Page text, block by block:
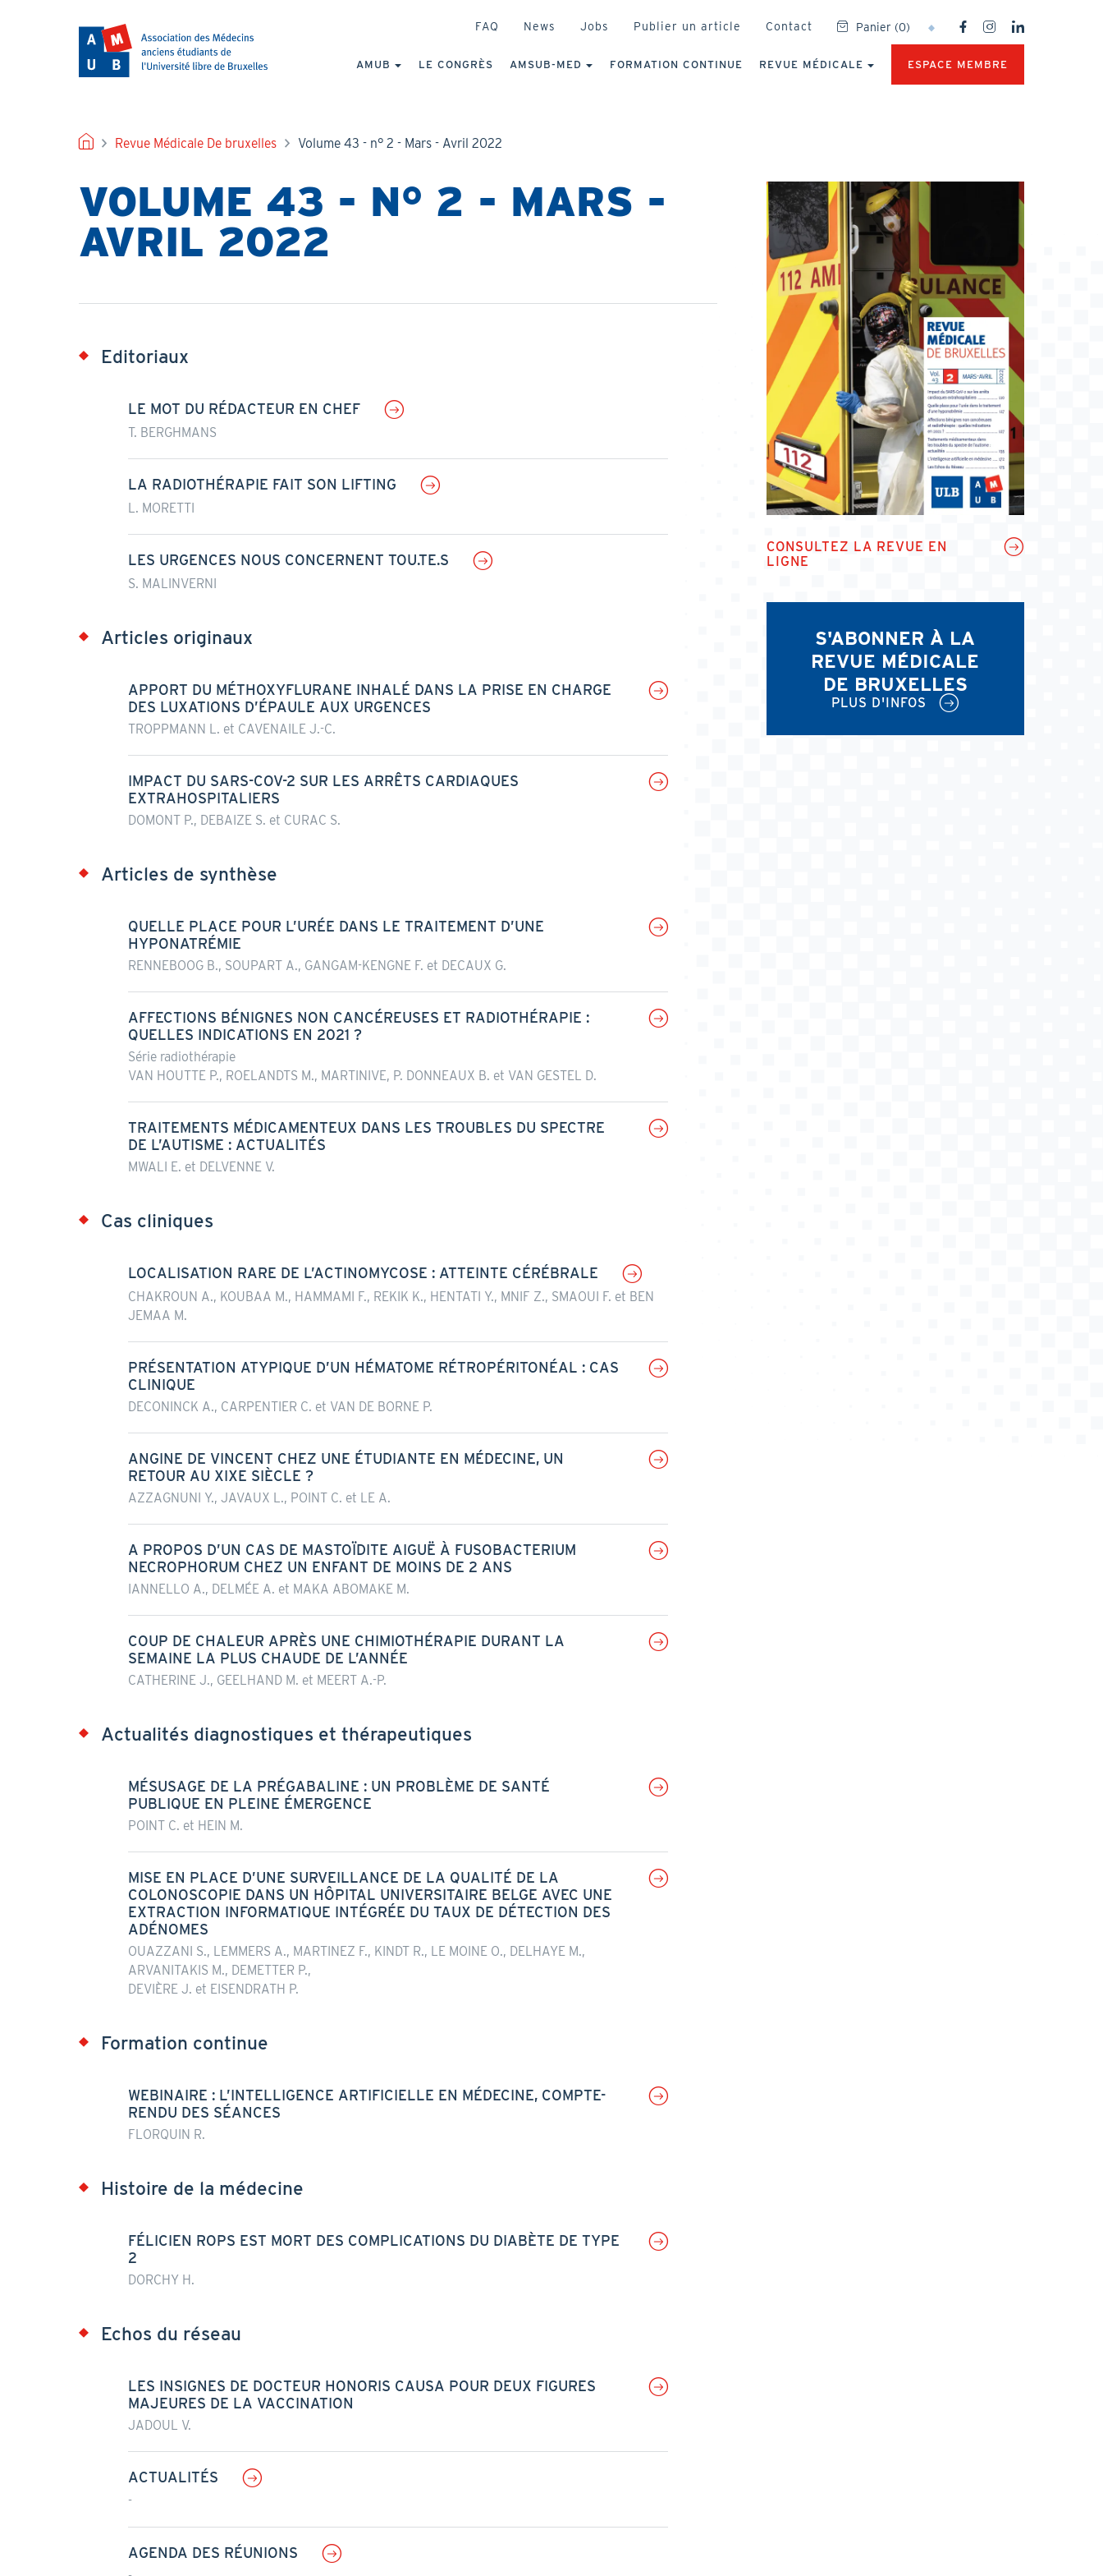
HEADER
FAQ News Jobs Publier un article Contact Panier (0)
SOCIAL
NETWORKS
PRINCIPALE
AMUB LE CONGRÈS AMSUB-MED FORMATION CONTINUE REVUE MÉDICALE ESPACE MEMBRE
FIL
D'ARIANE
Revue Médicale De bruxelles Volume 43 - n° 2 - Mars - Avril 2022
VOLUME 43 - N° 2 - MARS -
AVRIL 2022
Editoriaux
LE MOT DU RÉDACTEUR EN CHEF
T. BERGHMANS
LA RADIOTHÉRAPIE FAIT SON LIFTING
L. MORETTI
LES URGENCES NOUS CONCERNENT TOU.TE.S
S. MALINVERNI
Articles originaux
APPORT DU MÉTHOXYFLURANE INHALÉ DANS LA PRISE EN CHARGE
DES LUXATIONS D’ÉPAULE AUX URGENCES
TROPPMANN L. et CAVENAILE J.-C.
IMPACT DU SARS-COV-2 SUR LES ARRÊTS CARDIAQUES
EXTRAHOSPITALIERS
DOMONT P., DEBAIZE S. et CURAC S.
Articles de synthèse
QUELLE PLACE POUR L’URÉE DANS LE TRAITEMENT D’UNE
HYPONATRÉMIE
RENNEBOOG B., SOUPART A., GANGAM-KENGNE F. et DECAUX G.
AFFECTIONS BÉNIGNES NON CANCÉREUSES ET RADIOTHÉRAPIE :
QUELLES INDICATIONS EN 2021 ?
Série radiothérapie
VAN HOUTTE P., ROELANDTS M., MARTINIVE, P. DONNEAUX B. et VAN GESTEL D.
TRAITEMENTS MÉDICAMENTEUX DANS LES TROUBLES DU SPECTRE
DE L’AUTISME : ACTUALITÉS
MWALI E. et DELVENNE V.
Cas cliniques
LOCALISATION RARE DE L’ACTINOMYCOSE : ATTEINTE CÉRÉBRALE
CHAKROUN A., KOUBAA M., HAMMAMI F., REKIK K., HENTATI Y., MNIF Z., SMAOUI F. et BEN
JEMAA M.
PRÉSENTATION ATYPIQUE D’UN HÉMATOME RÉTROPÉRITONÉAL : CAS
CLINIQUE
DECONINCK A., CARPENTIER C. et VAN DE BORNE P.
ANGINE DE VINCENT CHEZ UNE ÉTUDIANTE EN MÉDECINE, UN
RETOUR AU XIXE SIÈCLE ?
AZZAGNUNI Y., JAVAUX L., POINT C. et LE A.
A PROPOS D’UN CAS DE MASTOÏDITE AIGUË À FUSOBACTERIUM
NECROPHORUM CHEZ UN ENFANT DE MOINS DE 2 ANS
IANNELLO A., DELMÉE A. et MAKA ABOMAKE M.
COUP DE CHALEUR APRÈS UNE CHIMIOTHÉRAPIE DURANT LA
SEMAINE LA PLUS CHAUDE DE L’ANNÉE
CATHERINE J., GEELHAND M. et MEERT A.-P.
Actualités diagnostiques et thérapeutiques
MÉSUSAGE DE LA PRÉGABALINE : UN PROBLÈME DE SANTÉ
PUBLIQUE EN PLEINE ÉMERGENCE
POINT C. et HEIN M.
MISE EN PLACE D’UNE SURVEILLANCE DE LA QUALITÉ DE LA
COLONOSCOPIE DANS UN HÔPITAL UNIVERSITAIRE BELGE AVEC UNE
EXTRACTION INFORMATIQUE INTÉGRÉE DU TAUX DE DÉTECTION DES
ADÉNOMES
OUAZZANI S., LEMMERS A., MARTINEZ F., KINDT R., LE MOINE O., DELHAYE M.,
ARVANITAKIS M., DEMETTER P.,
DEVIÈRE J. et EISENDRATH P.
Formation continue
WEBINAIRE : L’INTELLIGENCE ARTIFICIELLE EN MÉDECINE, COMPTE-
RENDU DES SÉANCES
FLORQUIN R.
Histoire de la médecine
FÉLICIEN ROPS EST MORT DES COMPLICATIONS DU DIABÈTE DE TYPE
2
DORCHY H.
Echos du réseau
LES INSIGNES DE DOCTEUR HONORIS CAUSA POUR DEUX FIGURES
MAJEURES DE LA VACCINATION
JADOUL V.
ACTUALITÉS
-
AGENDA DES RÉUNIONS
Image
CONSULTEZ LA REVUE EN
LIGNE
S'ABONNER À LA
REVUE MÉDICALE
DE BRUXELLES
PLUS D'INFOS